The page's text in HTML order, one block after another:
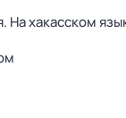
На хакасском